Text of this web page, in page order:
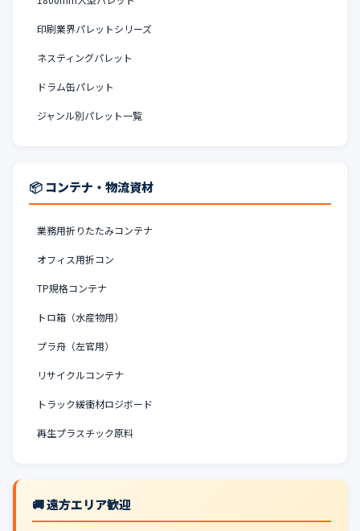
印刷業界パレットシリーズ
ネスティングパレット
ドラム缶パレット
ジャンル別パレット一覧
📦 コンテナ・物流資材
業務用折りたたみコンテナ
オフィス用折コン
TP規格コンテナ
トロ箱（水産物用）
プラ舟（左官用）
リサイクルコンテナ
トラック緩衝材ロジボード
再生プラスチック原料
🚚 遠方エリア歓迎